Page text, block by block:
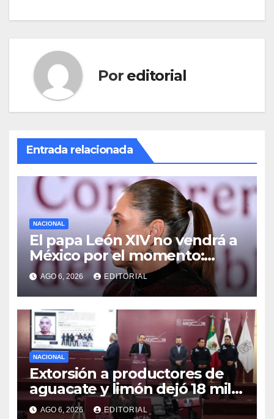
Por editorial
Entrada relacionada
NACIONAL
El papa León XIV no vendrá a
México por el momento:
Sheinbaum
AGO 6, 2026 EDITORIAL
NACIONAL
Extorsión a productores de
aguacate y limón dejó 18 mil
mdp a red del caso Carlos
AGO 6, 2026 EDITORIAL